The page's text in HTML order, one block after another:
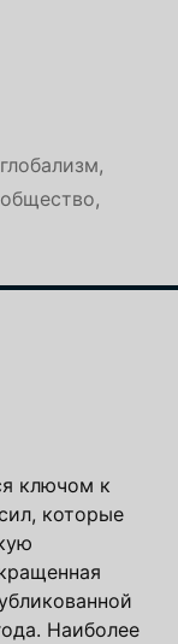
глобализм,
общество,
ключом к
которые
Наиболее